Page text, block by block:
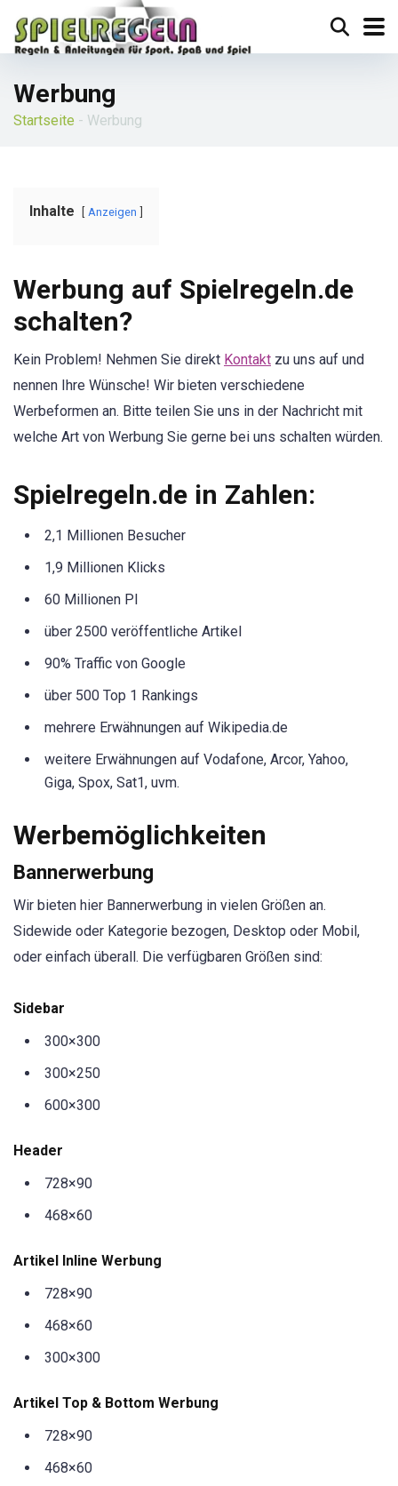
Werbung
Startseite - Werbung
Inhalte Anzeigen
Werbung auf Spielregeln.de
schalten?
Kein Problem! Nehmen Sie direkt Kontakt zu uns auf und
nennen Ihre Wünsche! Wir bieten verschiedene
Werbeformen an. Bitte teilen Sie uns in der Nachricht mit
welche Art von Werbung Sie gerne bei uns schalten würden.
Spielregeln.de in Zahlen:
2,1 Millionen Besucher
1,9 Millionen Klicks
60 Millionen PI
über 2500 veröffentliche Artikel
90% Traffic von Google
über 500 Top 1 Rankings
mehrere Erwähnungen auf Wikipedia.de
weitere Erwähnungen auf Vodafone, Arcor, Yahoo,
Giga, Spox, Sat1, uvm.
Werbemöglichkeiten
Bannerwerbung
Wir bieten hier Bannerwerbung in vielen Größen an.
Sidewide oder Kategorie bezogen, Desktop oder Mobil,
oder einfach überall. Die verfügbaren Größen sind:
Sidebar
300×300
300×250
600×300
Header
728×90
468×60
Artikel Inline Werbung
728×90
468×60
300×300
Artikel Top & Bottom Werbung
728×90
468×60